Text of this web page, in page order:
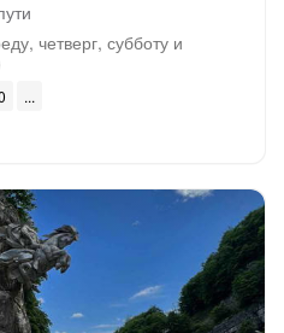
четверг, субботу и